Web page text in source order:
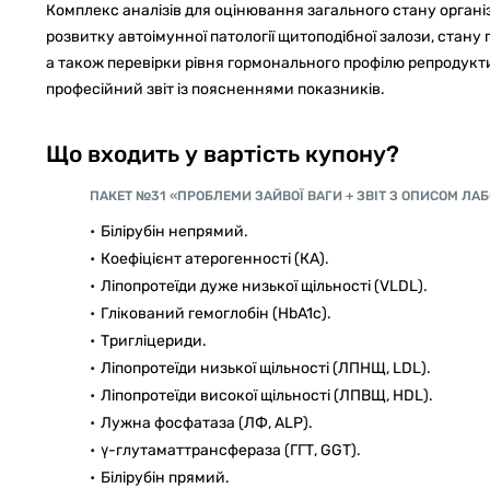
Комплекс аналізів для оцінювання загального стану
розвитку автоімунної патології щитоподібної залози,
а також перевірки рівня гормонального профілю
професійний звіт із поясненнями показників.
Що входить у вартість купону?
ПАКЕТ №31 «ПРОБЛЕМИ ЗАЙВОЇ ВАГИ + ЗВІТ З ОПИСОМ
Білірубін непрямий.
Коефіцієнт атерогенності (КА).
Ліпопротеїди дуже низької щільності (VLDL).
Глікований гемоглобін (HbA1c).
Тригліцериди.
Ліпопротеїди низької щільності (ЛПНЩ, LDL).
Ліпопротеїди високої щільності (ЛПВЩ, HDL).
Лужна фосфатаза (ЛФ, ALP).
γ-глутаматтрансфераза (ГГТ, GGT).
Білірубін прямий.